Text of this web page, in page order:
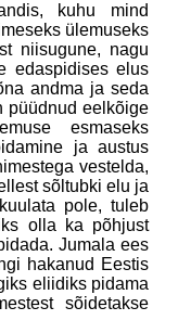
kuhu mind
ülemuseks
niisugune, nagu
edaspidises elus
andma ja seda
püüdnud eelkõige
esmaseks
ja austus
vestelda,
sõltubki elu ja
pole, tuleb
olla ka põhjust
Jumala ees
hakanud Eestis
eliidiks pidama
sõidetakse